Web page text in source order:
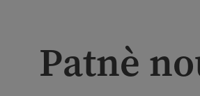
Patnè